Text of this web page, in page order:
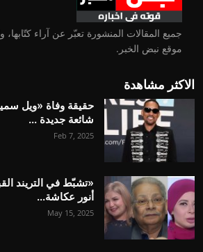
جميع المقالات المنشورة تعبّر عن آراء
موقع نبض الخبر.
الاكثر مشاهدة
حقيقة وفاة «ويل
شائعة جديدة ...
Feb 7, 2025
«تشبّط في التريند
أنور عكاشة...
May 15, 2025